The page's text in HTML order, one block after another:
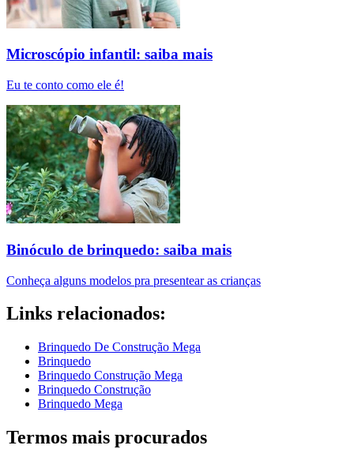
Microscópio infantil: saiba mais
Eu te conto como ele é!
Binóculo de brinquedo: saiba mais
Conheça alguns modelos pra presentear as crianças
Links relacionados:
Brinquedo De Construção Mega
Brinquedo
Brinquedo Construção Mega
Brinquedo Construção
Brinquedo Mega
Termos mais procurados